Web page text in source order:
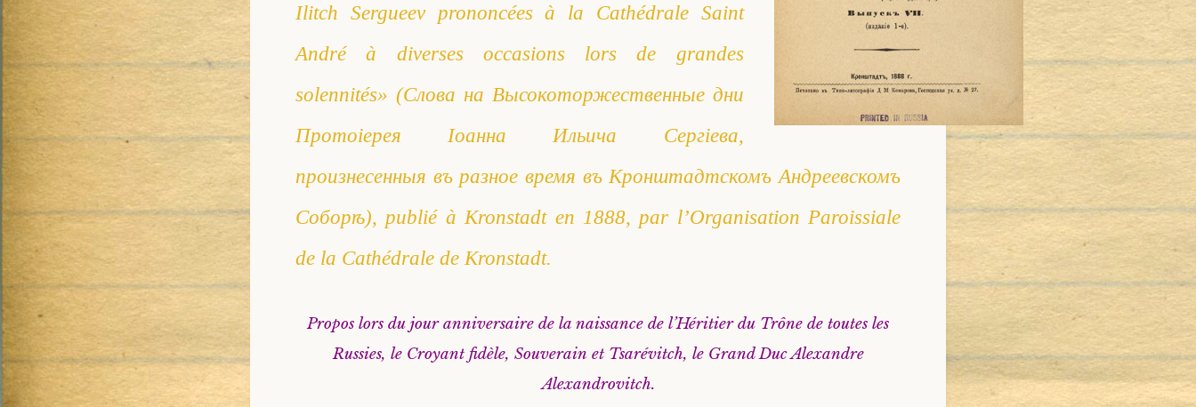
Ilitch Sergueev prononcées à la Cathédrale Saint
André à diverses occasions lors de grandes
solennités» (Слова на Высокоторжественные дни
Протоіерея Iоанна Ильича Сергіева,
произнесенныя въ разное время въ Кронштадтскомъ Андреевскомъ
Соборѣ), publié à Kronstadt en 1888, par l’Organisation Paroissiale
de la Cathédrale de Kronstadt.
Propos lors du jour anniversaire de la naissance de l’Héritier du Trône de toutes les
Russies, le Croyant fidèle, Souverain et Tsarévitch, le Grand Duc Alexandre
Alexandrovitch.